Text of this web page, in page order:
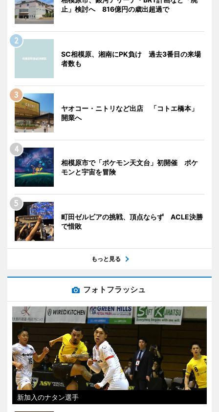
止」検討へ 816億円の歳出超過で
SC相模原、湘南にPK負け 過去3番目の来場
者数も
ヤオコー・ニトリなど出店 「コトエ橋本」
開業へ
相模原市で「ポケモン天文台」初開催 ポケ
モンと宇宙を冒険
町田ゼルビアの挑戦、頂点ならず ACLE決勝
で惜敗
もっと見る
フォトフラッシュ
新加入のナタン選手